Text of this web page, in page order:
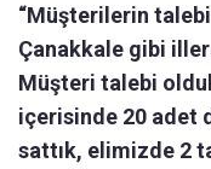
“Müşterilerin
Çanakkale gibi
Müşteri talebi
içerisinde 20 adet
sattık, elimizde 2